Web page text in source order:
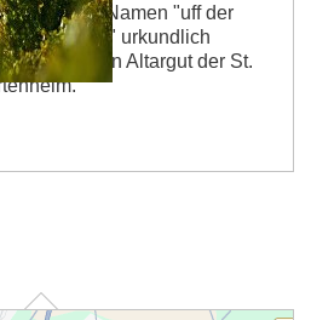
mit dem Namen "uff der
Georgen" urkundlich
hier um ein Altargut der St.